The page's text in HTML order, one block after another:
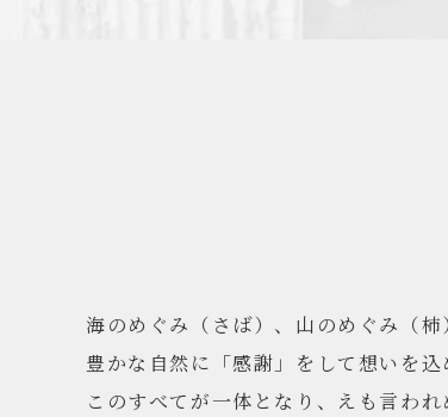
海のめぐみ（さば）、山のめぐみ（
豊かな自然に「感謝」をして想いを込
このすべてが一体となり、えも言わ